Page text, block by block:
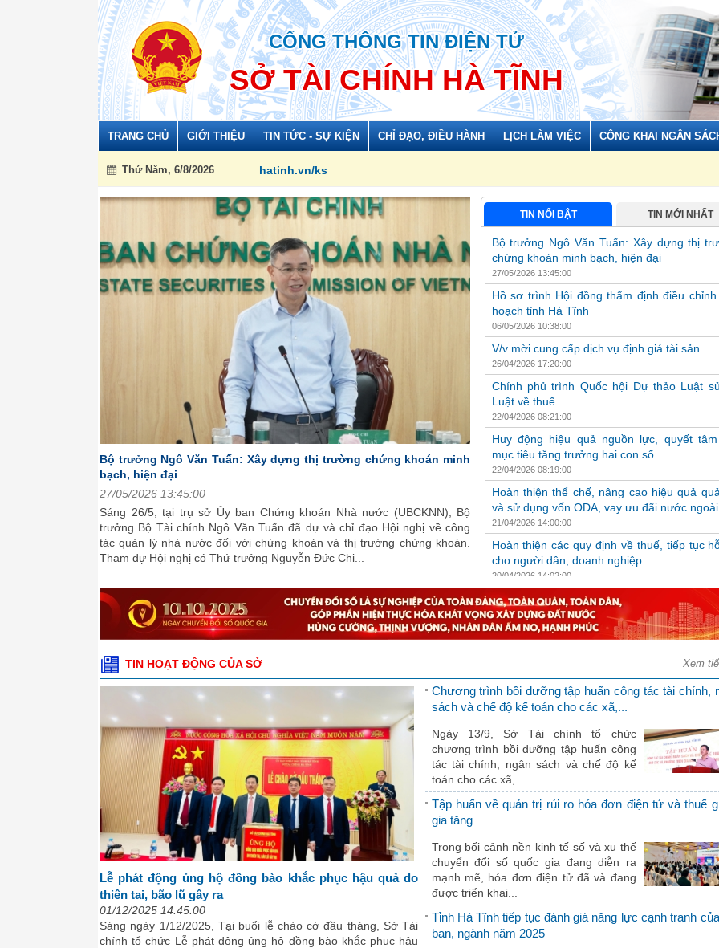
CỔNG THÔNG TIN ĐIỆN TỬ
SỞ TÀI CHÍNH HÀ TĨNH
TRANG CHỦ GIỚI THIỆU TIN TỨC - SỰ KIỆN CHỈ ĐẠO, ĐIỀU HÀNH LỊCH LÀM VIỆC CÔNG KHAI NGÂN
Thứ Năm, 6/8/2026
Bộ trưởng Ngô Văn Tuấn: Xây dựng thị trường chứng khoán minh
bạch, hiện đại
27/05/2026 13:45:00
Sáng 26/5, tại trụ sở Ủy ban Chứng khoán Nhà nước (UBCKNN), Bộ
trưởng Bộ Tài chính Ngô Văn Tuấn đã dự và chỉ đạo Hội nghị về công
tác quản lý nhà nước đối với chứng khoán và thị trường chứng khoán.
Tham dự Hội nghị có Thứ trưởng Nguyễn Đức Chi...
Hồ sơ trình Hội đồng thẩm định điều chỉnh quy hoạch tỉnh Hà Tĩnh
06/05/2026 10:38:00
V/v mời cung cấp dịch vụ định giá tài sản
26/04/2026 17:20:00
Hội đồng định giá tài sản được xác lập quyền
được gọi là Hội đồng) được thành lập tại
ngày 24/4/2026 của Chủ tịch Hội đồng định giá.
thực hiện định giá đối với tài sản...
TIN NỔI BẬT TIN MỚI NHẤT
Bộ trưởng Ngô Văn Tuấn: Xây dựng thị
chứng khoán minh bạch, hiện đại
27/05/2026 13:45:00
Hồ sơ trình Hội đồng thẩm định điều chỉnh
hoạch tỉnh Hà Tĩnh
06/05/2026 10:38:00
V/v mời cung cấp dịch vụ định giá tài sản
26/04/2026 17:20:00
Chính phủ trình Quốc hội Dự thảo Luật
Luật về thuế
22/04/2026 08:21:00
Huy động hiệu quả nguồn lực, quyết
mục tiêu tăng trưởng hai con số
22/04/2026 08:19:00
Hoàn thiện thể chế, nâng cao hiệu quả
và sử dụng vốn ODA, vay ưu đãi nước ngoài
21/04/2026 14:00:00
Hoàn thiện các quy định về thuế, tiếp tục
cho người dân, doanh nghiệp
20/04/2026 14:02:00
Đẩy mạnh thực hành tiết kiệm, chống lãng
nâng cao hiệu quả quản lý tài chính
trong...
Thúc đẩy phát triển kinh tế - xã hội nhanh,
vững
14/04/2026 14:18:00
tướng Chính phủ
08/04/2026 15:31:00
Đồng chí Ngô Văn Tuấn được bổ nhiệm
chức vụ Bộ trưởng Bộ Tài chính
08/04/2026 15:28:00
I/2026
07/04/2026 14:21:00
Hồ sơ điều chỉnh Quy hoạch tỉnh Hà Tĩnh
2021-2023, tầm nhìn đến năm 2050
06/04/2026 08:05:00
Đảng ủy Chính phủ quán triệt Chương
TIN HOẠT ĐỘNG CỦA SỞ Xem
Lễ phát động ủng hộ đồng bào khắc phục hậu quả do
thiên tai, bão lũ gây ra
01/12/2025 14:45:00
Sáng ngày 1/12/2025, Tại buổi lễ chào cờ đầu tháng, Sở Tài
chính tổ chức Lễ phát động ủng hộ đồng bào khắc phục hậu
Chương trình bồi dưỡng tập huấn công tác tài chính,
sách và chế độ kế toán cho các xã,...
Ngày 13/9, Sở Tài chính tổ chức
chương trình bồi dưỡng tập huấn công
tác tài chính, ngân sách và chế độ kế
toán cho các xã,...
Tập huấn về quản trị rủi ro hóa đơn điện tử và thuế
gia tăng
Trong bối cảnh nền kinh tế số và xu thế
chuyển đổi số quốc gia đang diễn ra
mạnh mẽ, hóa đơn điện tử đã và đang
được triển khai...
Tỉnh Hà Tĩnh tiếp tục đánh giá năng lực cạnh tranh
ban, ngành năm 2025
Đã kết nối EMC